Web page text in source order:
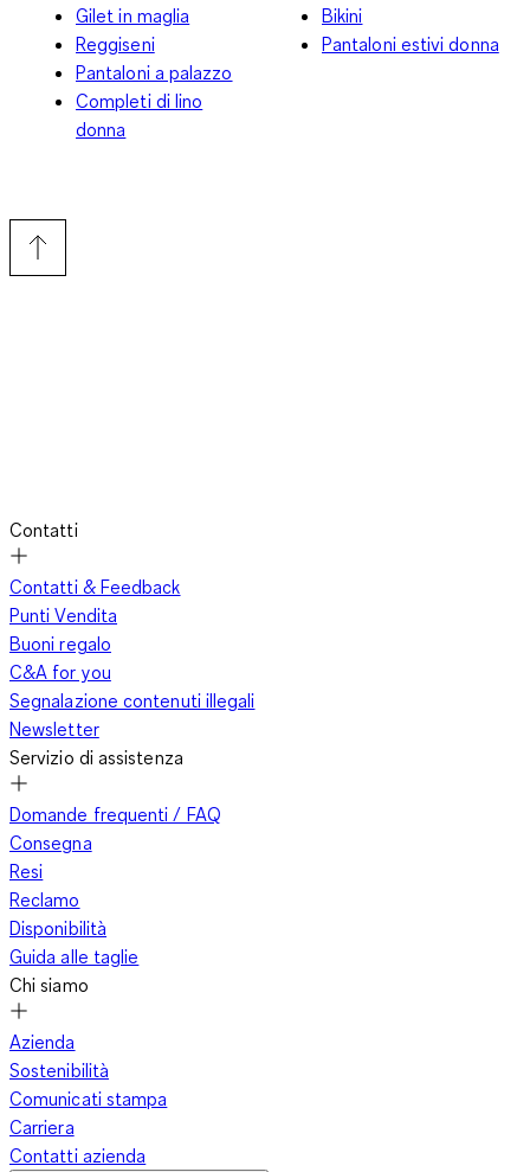
Gilet in maglia
Reggiseni
Pantaloni a palazzo
Completi di lino
donna
Bikini
Pantaloni estivi donna
Contatti
Contatti & Feedback
Punti Vendita
Buoni regalo
C&A for you
Segnalazione contenuti illegali
Newsletter
Servizio di assistenza
Domande frequenti / FAQ
Consegna
Resi
Reclamo
Disponibilità
Guida alle taglie
Chi siamo
Azienda
Sostenibilità
Comunicati stampa
Carriera
Contatti azienda